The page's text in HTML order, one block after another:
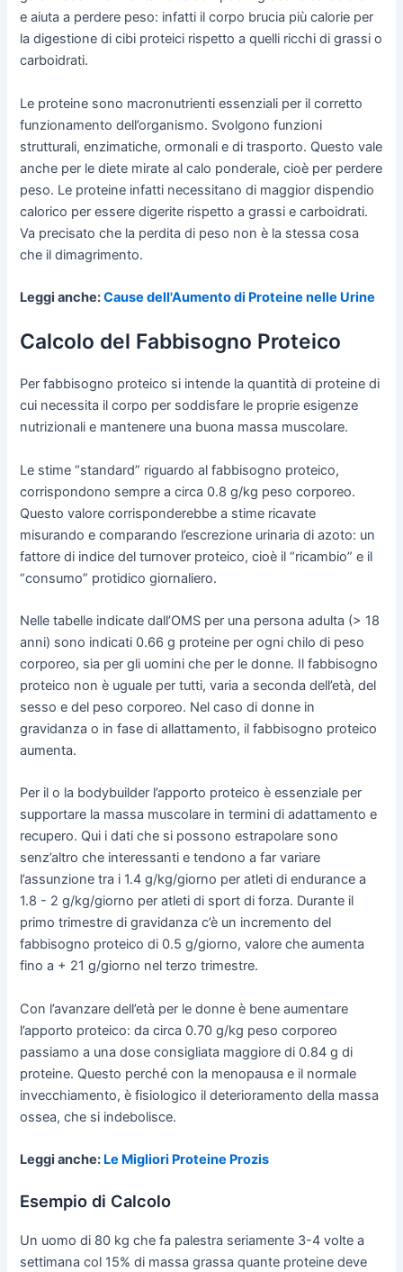
e aiuta a perdere peso: infatti il corpo brucia più calorie per
la digestione di cibi proteici rispetto a quelli ricchi di grassi o
carboidrati.
Le proteine sono macronutrienti essenziali per il corretto
funzionamento dell’organismo. Svolgono funzioni
strutturali, enzimatiche, ormonali e di trasporto. Questo vale
anche per le diete mirate al calo ponderale, cioè per perdere
peso. Le proteine infatti necessitano di maggior dispendio
calorico per essere digerite rispetto a grassi e carboidrati.
Va precisato che la perdita di peso non è la stessa cosa
che il dimagrimento.
Leggi anche:Cause dell'Aumento di Proteine nelle Urine
Calcolo del Fabbisogno Proteico
Per fabbisogno proteico si intende la quantità di proteine di
cui necessita il corpo per soddisfare le proprie esigenze
nutrizionali e mantenere una buona massa muscolare.
Le stime “standard” riguardo al fabbisogno proteico,
corrispondono sempre a circa 0.8 g/kg peso corporeo.
Questo valore corrisponderebbe a stime ricavate
misurando e comparando l’escrezione urinaria di azoto: un
fattore di indice del turnover proteico, cioè il “ricambio” e il
“consumo” protidico giornaliero.
Nelle tabelle indicate dall’OMS per una persona adulta (> 18
anni) sono indicati 0.66 g proteine per ogni chilo di peso
corporeo, sia per gli uomini che per le donne. Il fabbisogno
proteico non è uguale per tutti, varia a seconda dell’età, del
sesso e del peso corporeo. Nel caso di donne in
gravidanza o in fase di allattamento, il fabbisogno proteico
aumenta.
Per il o la bodybuilder l’apporto proteico è essenziale per
supportare la massa muscolare in termini di adattamento e
recupero. Qui i dati che si possono estrapolare sono
senz’altro che interessanti e tendono a far variare
l’assunzione tra i 1.4 g/kg/giorno per atleti di endurance a
1.8 - 2 g/kg/giorno per atleti di sport di forza. Durante il
primo trimestre di gravidanza c’è un incremento del
fabbisogno proteico di 0.5 g/giorno, valore che aumenta
fino a + 21 g/giorno nel terzo trimestre.
Con l’avanzare dell’età per le donne è bene aumentare
l’apporto proteico: da circa 0.70 g/kg peso corporeo
passiamo a una dose consigliata maggiore di 0.84 g di
proteine. Questo perché con la menopausa e il normale
invecchiamento, è fisiologico il deterioramento della massa
ossea, che si indebolisce.
Leggi anche: Le Migliori Proteine Prozis
Esempio di Calcolo
Un uomo di 80 kg che fa palestra seriamente 3-4 volte a
settimana col 15% di massa grassa quante proteine deve